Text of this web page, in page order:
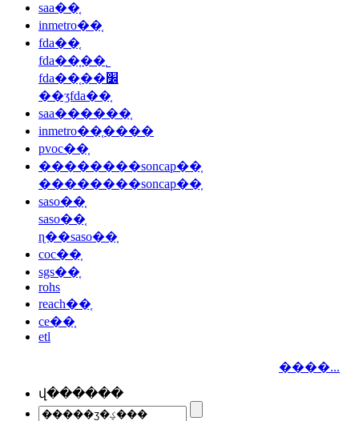
saa��֤
inmetro��֤
fda��֤
fda��֤��˾
fda��֤��׼
��ʒfda��֤
saa������֤
inmetro��֤����
pvoc��֤
��������soncap��֤
��������soncap��֤
saso��֤
saso��֤
ɳ��saso��֤
coc��֤
sgs��֤
rohs
reach��֤
ce��֤
etl
����...
վ������